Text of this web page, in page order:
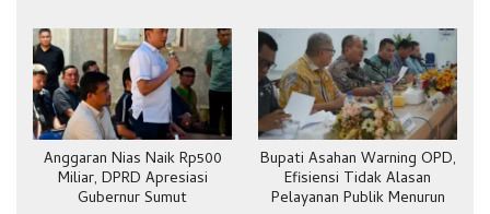
Anggaran Nias Naik Rp500
Miliar, DPRD Apresiasi
Gubernur Sumut
Bupati Asahan Warning OPD,
Efisiensi Tidak Alasan
Pelayanan Publik Menurun